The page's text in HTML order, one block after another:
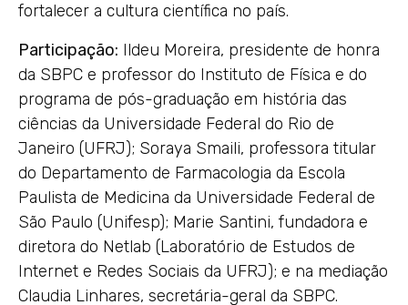
fortalecer a cultura científica no país.
Participação: Ildeu Moreira, presidente de honra
da SBPC e professor do Instituto de Física e do
programa de pós-graduação em história das
ciências da Universidade Federal do Rio de
Janeiro (UFRJ); Soraya Smaili, professora titular
do Departamento de Farmacologia da Escola
Paulista de Medicina da Universidade Federal de
São Paulo (Unifesp); Marie Santini, fundadora e
diretora do Netlab (Laboratório de Estudos de
Internet e Redes Sociais da UFRJ); e na mediação
Claudia Linhares, secretária-geral da SBPC.